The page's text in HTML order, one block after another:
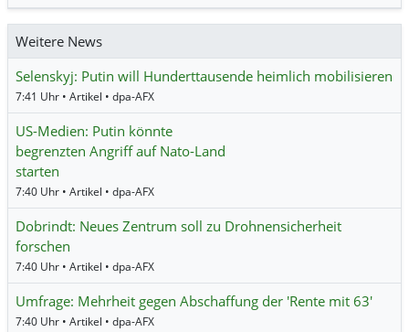
Weitere News
Selenskyj: Putin will Hunderttausende heimlich mobilisieren
7:41 Uhr • Artikel • dpa-AFX
US-Medien: Putin könnte
begrenzten Angriff auf Nato-Land
starten
7:40 Uhr • Artikel • dpa-AFX
Dobrindt: Neues Zentrum soll zu Drohnensicherheit
forschen
7:40 Uhr • Artikel • dpa-AFX
Umfrage: Mehrheit gegen Abschaffung der 'Rente mit 63'
7:40 Uhr • Artikel • dpa-AFX